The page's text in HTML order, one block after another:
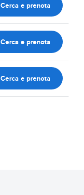
Cerca e prenota
Cerca e prenota
Cerca e prenota